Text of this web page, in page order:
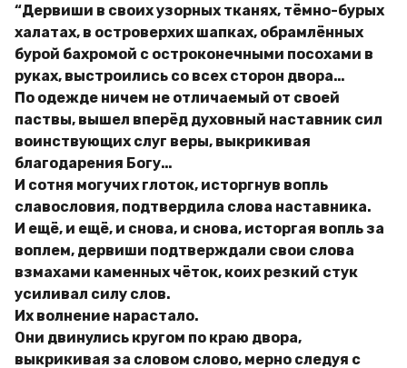
“Дервиши в своих узорных тканях, тёмно-бурых
халатах, в островерхих шапках, обрамлённых
бурой бахромой с остроконечными посохами в
руках, выстроились со всех сторон двора…
По одежде ничем не отличаемый от своей
паствы, вышел вперёд духовный наставник сил
воинствующих слуг веры, выкрикивая
благодарения Богу…
И сотня могучих глоток, исторгнув вопль
славословия, подтвердила слова наставника.
И ещё, и ещё, и снова, и снова, исторгая вопль за
воплем, дервиши подтверждали свои слова
взмахами каменных чёток, коих резкий стук
усиливал силу слов.
Их волнение нарастало.
Они двинулись кругом по краю двора,
выкрикивая за словом слово, мерно следуя с